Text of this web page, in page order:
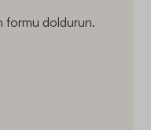
formu doldurun.